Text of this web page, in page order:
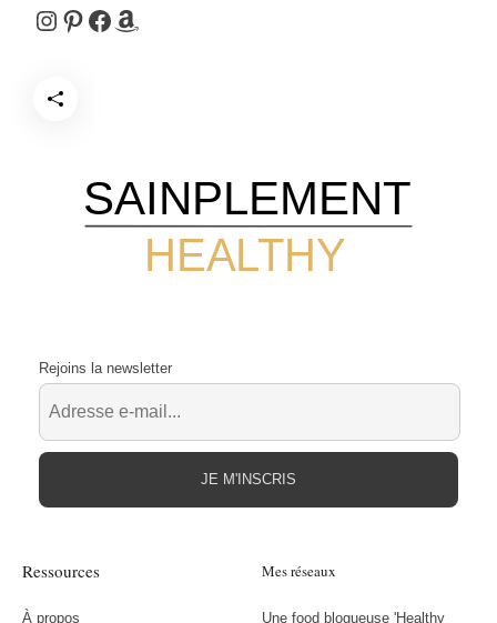
Instagram
Pinterest
Facebook
Amazon
HEALTHY
SAINPLEMENT
Ressources
À propos
Mes réseaux
Une food blogueuse 'Healthy
Rejoins la newsletter
JE M'INSCRIS